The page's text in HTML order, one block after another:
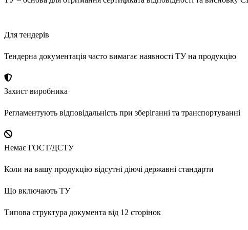
Для тендерів
Тендерна документація часто вимагає наявності ТУ на продукцію
Захист виробника
Регламентують відповідальність при зберіганні та транспортуванні
Немає ГОСТ/ДСТУ
Коли на вашу продукцію відсутні діючі державні стандарти
Що включають ТУ
Типова структура документа від 12 сторінок